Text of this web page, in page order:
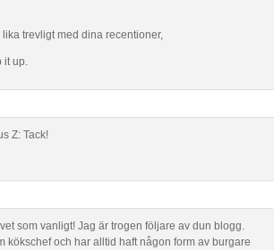
lika trevligt med dina recentioner,
it up.
Z: Tack!
som vanligt! Jag är trogen följare av dun blogg.
kökschef och har alltid haft någon form av burgare